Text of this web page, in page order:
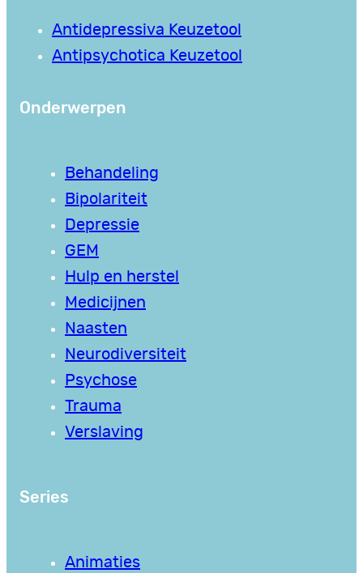
Antidepressiva Keuzetool
Antipsychotica Keuzetool
Onderwerpen
Behandeling
Bipolariteit
Depressie
GEM
Hulp en herstel
Medicijnen
Naasten
Neurodiversiteit
Psychose
Trauma
Verslaving
Series
Animaties